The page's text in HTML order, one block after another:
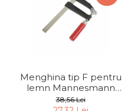
Menghina tip F pentru
lemn Mannesmann
910-0200, 120x200 mm
38,56 Lei